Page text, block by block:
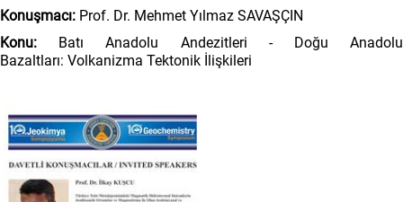
Konuşmacı: Prof. Dr. Mehmet Yılmaz SAVAŞÇIN
Konu: Batı Anadolu Andezitleri - Doğu Anadolu
Bazaltları: Volkanizma Tektonik İlişkileri